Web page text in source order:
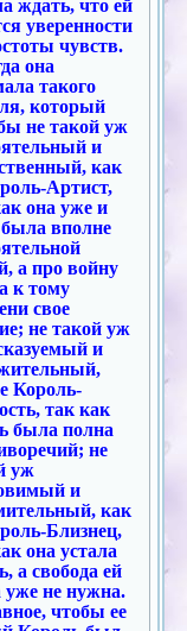
ждать, что ей
уверенности
чувств.
она
такого
который
не такой уж
и
как
Артист,
она уже и
вполне
а про войну
к тому
свое
не такой уж
и
Король-
так как
была полна
не
уж
и
как
Близнец,
она устала
а свобода ей
уже не нужна.
чтобы ее